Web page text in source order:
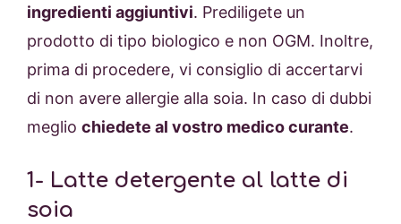
ingredienti aggiuntivi. Prediligete un
prodotto di tipo biologico e non OGM. Inoltre,
prima di procedere, vi consiglio di accertarvi
di non avere allergie alla soia. In caso di dubbi
meglio chiedete al vostro medico curante.
1- Latte detergente al latte di
soia